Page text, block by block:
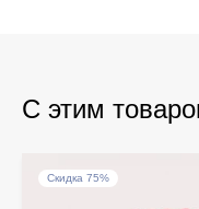
С этим
Скидка 75%